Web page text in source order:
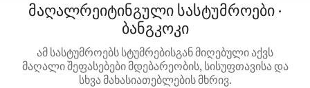
მაღალრეიტინგული სასტუმროები ·
ბანგკოკი
ამ სასტუმროებს სტუმრებისგან მიღებული აქვს
მაღალი შეფასებები მდებარეობის, სისუფთავისა და
სხვა მახასიათებლების მხრივ.